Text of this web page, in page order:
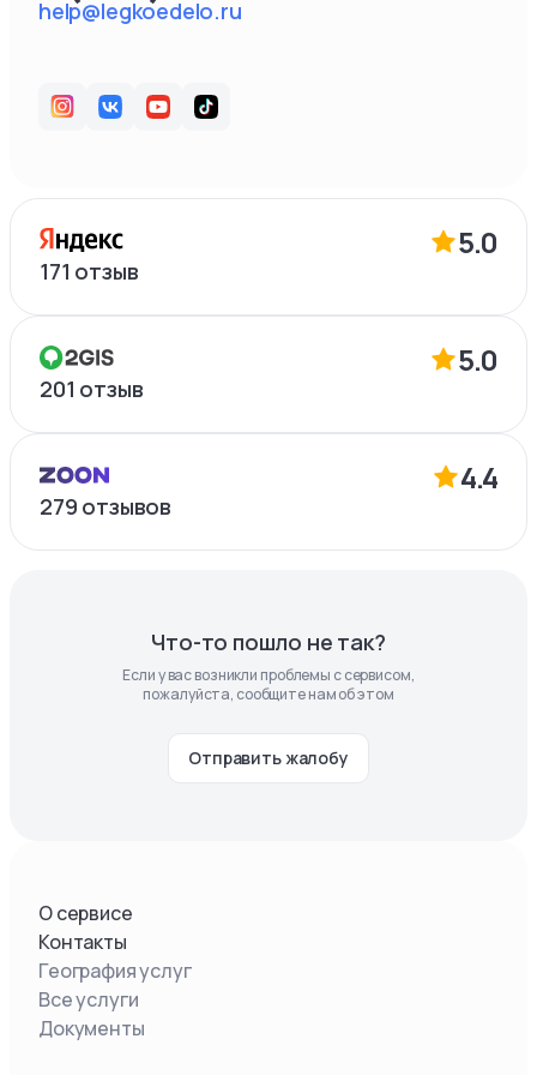
help@legkoedelo.ru
5.0
171 отзыв
5.0
201 отзыв
4.4
279 отзывов
Что-то пошло не так?
Если у вас возникли проблемы с сервисом,
пожалуйста, сообщите нам об этом
Отправить жалобу
О сервисе
Контакты
География услуг
Все услуги
Документы